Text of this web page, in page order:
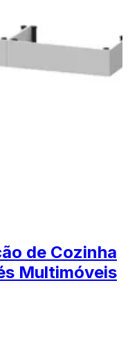
de Cozinha
Multimóveis